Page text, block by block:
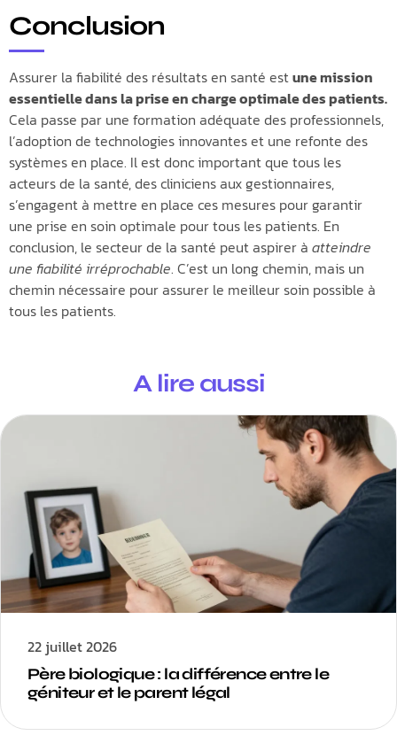
Conclusion
Assurer la fiabilité des résultats en santé estune mission
essentielle dans la prise en charge optimale des patients.
Cela passe par une formation adéquate des professionnels,
l’adoption de technologies innovantes et une refonte des
systèmes en place. Il est donc important que tous les
acteurs de la santé, des cliniciens aux gestionnaires,
s’engagent à mettre en place ces mesures pour garantir
une prise en soin optimale pour tous les patients. En
conclusion, le secteur de la santé peut aspirer à atteindre
une fiabilité irréprochable. C’est un long chemin, mais un
chemin nécessaire pour assurer le meilleur soin possible à
tous les patients.
A lire aussi
Père biologique : la différence entre le
géniteur et le parent légal
22 juillet 2026